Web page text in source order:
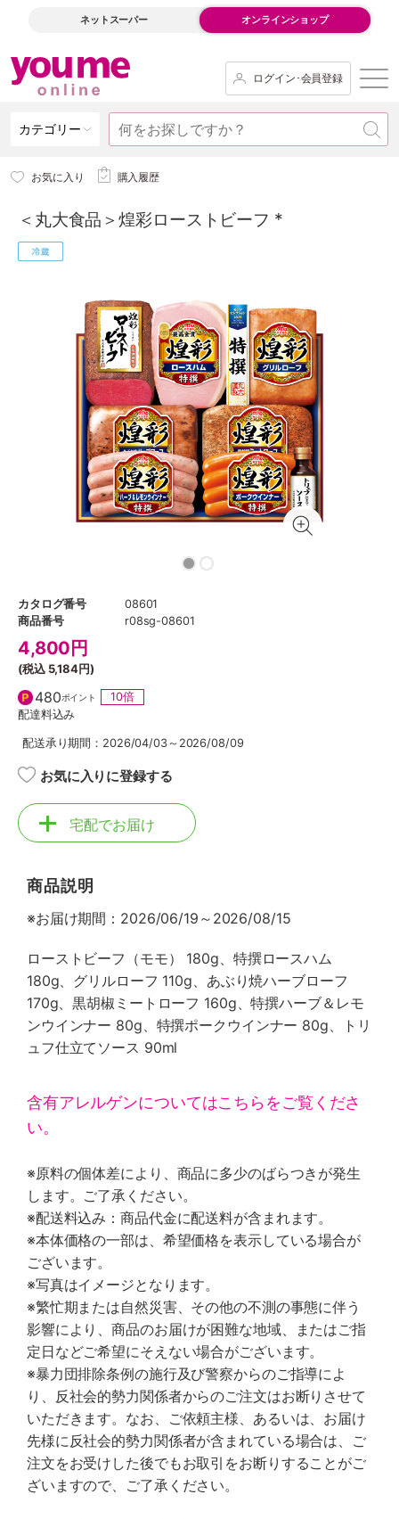
ネットスーパー オンラインショップ
ログイン･会員登録
カテゴリー
お気に入り 購入履歴
＜丸大食品＞煌彩ローストビーフ *
カタログ番号
08601
商品番号
r08sg-08601
4,800 円
(税込 5,184円)
480ポイント
10倍
配達料込み
配送承り期間：2026/04/03～2026/08/09
お気に入りに登録する
宅配でお届け
商品説明
※お届け期間：2026/06/19～2026/08/15
ローストビーフ（モモ） 180g、特撰ロースハム
180g、グリルローフ 110g、あぶり焼ハーブローフ
170g、黒胡椒ミートローフ 160g、特撰ハーブ＆レモ
ンウインナー 80g、特撰ポークウインナー 80g、トリ
ュフ仕立てソース 90ml
含有アレルゲンについてはこちらをご覧くださ
い。
※原料の個体差により、商品に多少のばらつきが発生
します。ご了承ください。
※配送料込み：商品代金に配送料が含まれます。
※本体価格の一部は、希望価格を表示している場合が
ございます。
※写真はイメージとなります。
※繁忙期または自然災害、その他の不測の事態に伴う
影響により、商品のお届けが困難な地域、またはご指
定日などご希望にそえない場合がございます。
※暴力団排除条例の施行及び警察からのご指導によ
り、反社会的勢力関係者からのご注文はお断りさせて
いただきます。なお、ご依頼主様、あるいは、お届け
先様に反社会的勢力関係者が含まれている場合は、ご
注文をお受けした後でもお取引をお断りすることがご
ざいますので、ご了承ください。